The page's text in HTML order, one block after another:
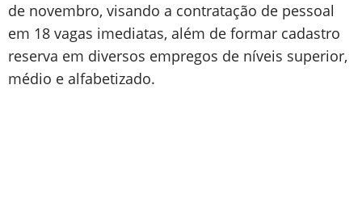
de novembro, visando a contratação de pessoal
em 18 vagas imediatas, além de formar cadastro
reserva em diversos empregos de níveis superior,
médio e alfabetizado.